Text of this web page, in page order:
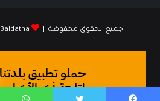
جميع الحقوق محفوظة | Baldatna